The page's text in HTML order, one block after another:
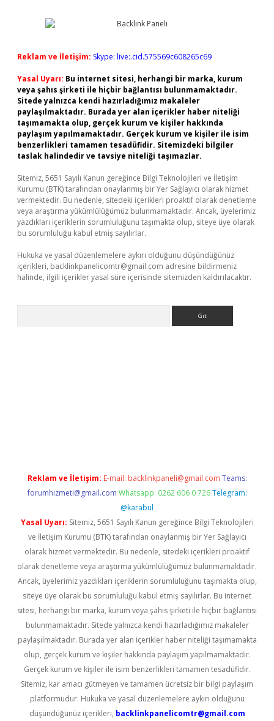
Reklam ve İletişim: Skype: live:.cid.575569c608265c69
Yasal Uyarı: Bu internet sitesi, herhangi bir marka, kurum
veya şahıs şirketi ile hiçbir bağlantısı bulunmamaktadır.
Sitede yalnızca kendi hazırladığımız makaleler
paylaşılmaktadır. Burada yer alan içerikler haber niteliği
taşımamakta olup, gerçek kurum ve kişiler hakkında
paylaşım yapılmamaktadır. Gerçek kurum ve kişiler ile isim
benzerlikleri tamamen tesadüfidir. Sitemizdeki bilgiler
taslak halindedir ve tavsiye niteliği taşımazlar.
Sitemiz, 5651 Sayılı Kanun gereğince Bilgi Teknolojileri ve İletişim
Kurumu (BTK) tarafından onaylanmış bir Yer Sağlayıcı olarak hizmet
vermektedir. Bu nedenle, sitedeki içerikleri proaktif olarak denetleme
veya araştırma yükümlülüğümüz bulunmamaktadır. Ancak, üyelerimiz
yazdıkları içeriklerin sorumluluğunu taşımakta olup, siteye üye olarak
bu sorumluluğu kabul etmiş sayılırlar.
Hukuka ve yasal düzenlemelere aykırı olduğunu düşündüğünüz
içerikleri, backlinkpanelicomtr@gmail.com adresine bildirmeniz
halinde, ilgili içerikler yasal süre içerisinde sitemizden kaldırılacaktır.
Reklam ve İletişim: E-mail: backlinkpaneli@gmail.com Teams:
forumhizmeti@gmail.com Whatsapp: 0262 606 0 726 Telegram:
@karabul
Yasal Uyarı: Sitemiz, 5651 Sayılı Kanun gereğince Bilgi Teknolojileri
ve İletişim Kurumu (BTK) tarafından onaylanmış bir Yer Sağlayıcı
olarak hizmet vermektedir. Bu nedenle, sitedeki içerikleri proaktif
olarak denetleme veya araştırma yükümlülüğümüz bulunmamaktadır.
Ancak, üyelerimiz yazdıkları içeriklerin sorumluluğunu taşımakta olup,
siteye üye olarak bu sorumluluğu kabul etmiş sayılırlar. Bu internet
sitesi, herhangi bir marka, kurum veya şahıs şirketi ile hiçbir bağlantısı
bulunmamaktadır. Sitede yalnızca kendi hazırladığımız makaleler
paylaşılmaktadır. Burada yer alan içerikler haber niteliği taşımamakta
olup, gerçek kurum ve kişiler hakkında paylaşım yapılmamaktadır.
Gerçek kurum ve kişiler ile isim benzerlikleri tamamen tesadüfidir.
Sitemiz, kar amacı gütmeyen ve tamamen ücretsiz bir bilgi paylaşım
platformudur. Hukuka ve yasal düzenlemelere aykırı olduğunu
düşündüğünüz içerikleri, backlinkpanelicomtr@gmail.com